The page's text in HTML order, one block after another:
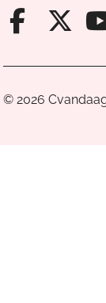
X
© 2026